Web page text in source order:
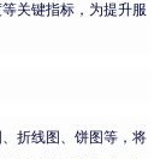
关键指标，为提升服
折线图、饼图等，将